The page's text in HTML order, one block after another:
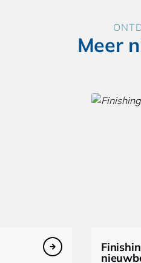
Meer